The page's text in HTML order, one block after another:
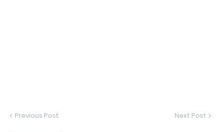
Previous Post Next Post